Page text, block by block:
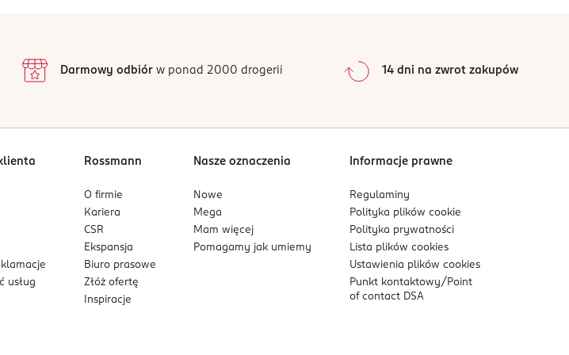
Nie spożywać. Nie stosować dla dzieci poniżej 3 lat.
2
1
0%
Sortowanie wgdata: od najnowszej
Darmowy odbiórw ponad 2000 drogerii 14 dni na zwrot zakupów
usług
Rossmann
O firmie
Kariera
CSR
Ekspansja
Biuro prasowe
Złóż ofertę
Inspiracje
Nasze oznaczenia
Nowe
Mega
Mam więcej
Pomagamy jak umiemy
Informacje prawne
Regulaminy
Polityka plikówcookie
Polityka prywatności
Lista plikówcookies
Ustawienia plikówcookies
Punkt kontaktowy/ Point
of contact DSA